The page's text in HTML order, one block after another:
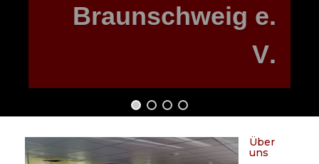
Braunschweig e.
V.
Über
uns